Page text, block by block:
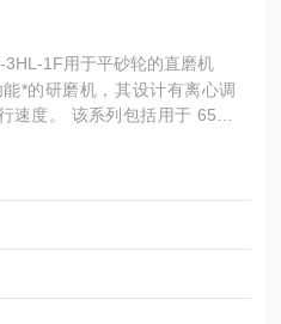
3HL-1F用于平砂轮的直磨机
*的研磨机，其设计有离心调
速度。 该系列包括用于 65 m
PT 和 NPT 入口。 还提供长